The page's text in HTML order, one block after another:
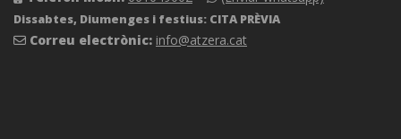
Dissabtes, Diumenges i festius: CITA PRÈVIA
Correu electrònic: info@atzera.cat